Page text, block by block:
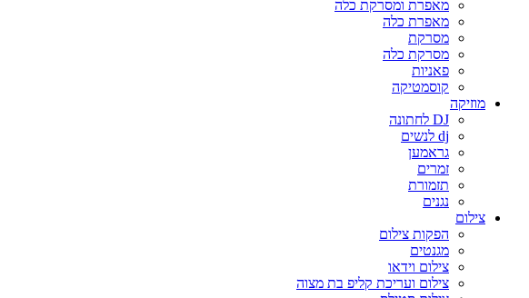
מאפרת ומסרקת כלה
מאפרת כלה
מסרקת
מסרקת כלה
פאניות
קוסמטיקה
מוזיקה
DJ לחתונה
dj לנשים
גראמען
זמרים
תזמורת
נגנים
צילום
הפקות צילום
מגנטים
צילום וידאו
צילום ועריכת קליפ בת מצוה